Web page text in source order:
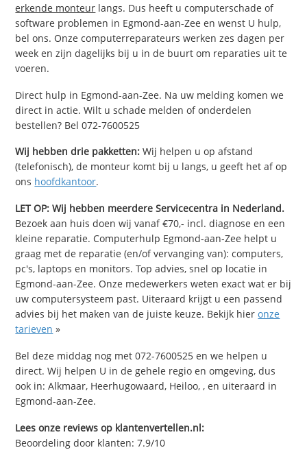
erkende monteur langs. Dus heeft u computerschade of
software problemen in Egmond-aan-Zee en wenst U hulp,
bel ons. Onze computerreparateurs werken zes dagen per
week en zijn dagelijks bij u in de buurt om reparaties uit te
voeren.
Direct hulp in Egmond-aan-Zee. Na uw melding komen we
direct in actie. Wilt u schade melden of onderdelen
bestellen? Bel 072-7600525
Wij hebben drie pakketten: Wij helpen u op afstand
(telefonisch), de monteur komt bij u langs, u geeft het af op
ons hoofdkantoor.
LET OP: Wij hebben meerdere Servicecentra in Nederland.
Bezoek aan huis doen wij vanaf €70,- incl. diagnose en een
kleine reparatie. Computerhulp Egmond-aan-Zee helpt u
graag met de reparatie (en/of vervanging van): computers,
pc's, laptops en monitors. Top advies, snel op locatie in
Egmond-aan-Zee. Onze medewerkers weten exact wat er bij
uw computersysteem past. Uiteraard krijgt u een passend
advies bij het maken van de juiste keuze. Bekijk hieronze
tarieven »
Bel deze middag nog met 072-7600525 en we helpen u
direct. Wij helpen U in de gehele regio en omgeving, dus
ook in: Alkmaar, Heerhugowaard, Heiloo, , en uiteraard in
Egmond-aan-Zee.
Lees onze reviews op klantenvertellen.nl:
Beoordeling door klanten:7.9/10